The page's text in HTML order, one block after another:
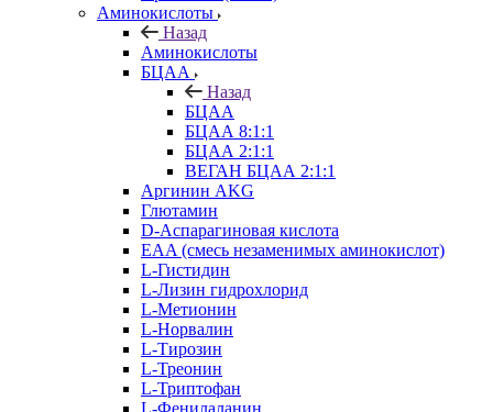
Аминокислоты
Назад
Аминокислоты
БЦАА
Назад
БЦАА
БЦАА 8:1:1
БЦАА 2:1:1
ВЕГАН БЦАА 2:1:1
Аргинин AKG
Глютамин
D-Аспарагиновая кислота
EAA (смесь незаменимых аминокислот)
L-Гистидин
L-Лизин гидрохлорид
L-Метионин
L-Норвалин
L-Тирозин
L-Треонин
L-Триптофан